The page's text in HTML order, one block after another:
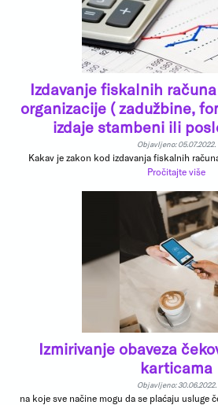
Izdavanje fiskalnih
organizacije ( zadužbine,
izdaje stambeni ili
Objavljeno: 05.07.2022.
Kakav je zakon kod izdavanja fiskalnih
Pročitajte više
Izmirivanje obaveza
karticama
Objavljeno: 30.06.2022.
na koje sve načine mogu da se plaćaju usluge